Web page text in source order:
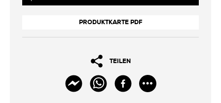
PRODUKTKARTE PDF
TEILEN